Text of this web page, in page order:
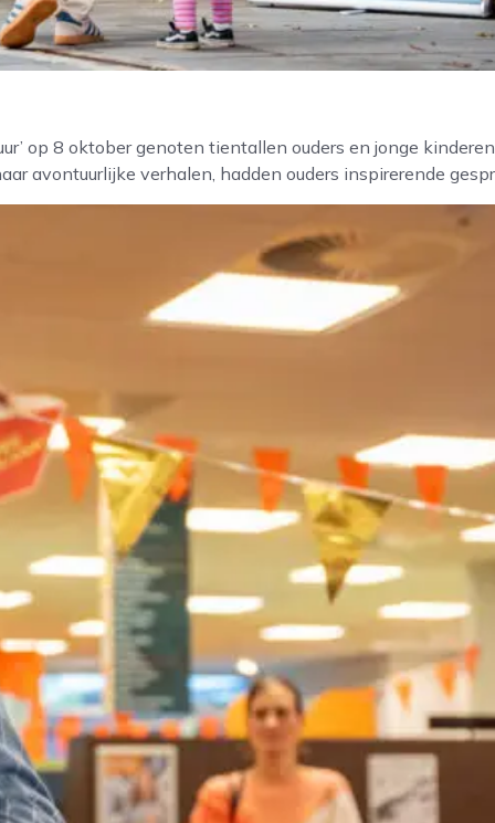
op 8 oktober genoten tientallen ouders en jonge
avontuurlijke verhalen, hadden ouders inspirerende